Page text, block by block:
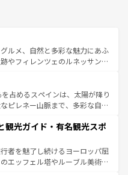
ルメ、自然と多彩な魅力にあふ
やフィレンツェのルネッサンス
田園風景やアマルフィ海岸の絶
ない。観光の合間には、本場の
イタリア料理を堪能することも
忘れられない旅をしてみよう！
は
占めるスペインは、太陽が降り
ピレネー山脈まで、多彩な自然
情熱的なフラメンコ、熱気あふ
タパスが生活の一部となってい
された雰囲気や、バルセロナの
地方では古代ローマ遺跡や中世
観光ガイド・有名観光スポ
者を魅了し続けるヨーロッパ屈
エッフェル塔やルーブル美術館